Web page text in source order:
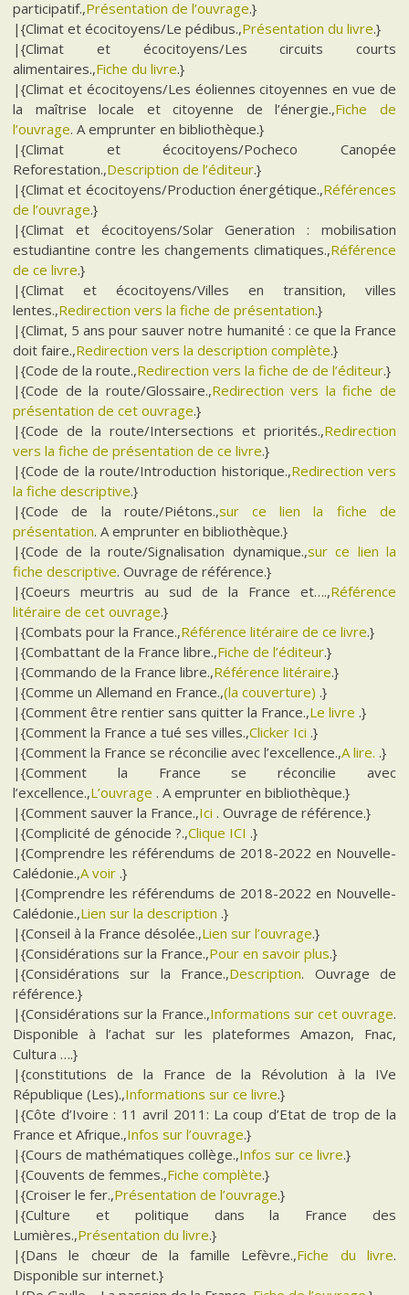
participatif.,Présentation de l’ouvrage.}
|{Climat et écocitoyens/Le pédibus.,Présentation du livre.}
|{Climat et écocitoyens/Les circuits courts
alimentaires.,Fiche du livre.}
|{Climat et écocitoyens/Les éoliennes citoyennes en vue de
la maîtrise locale et citoyenne de l’énergie.,Fiche de
l’ouvrage. A emprunter en bibliothèque.}
|{Climat et écocitoyens/Pocheco Canopée
Reforestation.,Description de l’éditeur.}
|{Climat et écocitoyens/Production énergétique.,Références
de l’ouvrage.}
|{Climat et écocitoyens/Solar Generation : mobilisation
estudiantine contre les changements climatiques.,Référence
de ce livre.}
|{Climat et écocitoyens/Villes en transition, villes
lentes.,Redirection vers la fiche de présentation.}
|{Climat, 5 ans pour sauver notre humanité : ce que la France
doit faire.,Redirection vers la description complète.}
|{Code de la route.,Redirection vers la fiche de de l’éditeur.}
|{Code de la route/Glossaire.,Redirection vers la fiche de
présentation de cet ouvrage.}
|{Code de la route/Intersections et priorités.,Redirection
vers la fiche de présentation de ce livre.}
|{Code de la route/Introduction historique.,Redirection vers
la fiche descriptive.}
|{Code de la route/Piétons.,sur ce lien la fiche de
présentation. A emprunter en bibliothèque.}
|{Code de la route/Signalisation dynamique.,sur ce lien la
fiche descriptive. Ouvrage de référence.}
|{Coeurs meurtris au sud de la France et….,Référence
litéraire de cet ouvrage.}
|{Combats pour la France.,Référence litéraire de ce livre.}
|{Combattant de la France libre.,Fiche de l’éditeur.}
|{Commando de la France libre.,Référence litéraire.}
|{Comme un Allemand en France.,(la couverture) .}
|{Comment être rentier sans quitter la France.,Le livre .}
|{Comment la France a tué ses villes.,Clicker Ici .}
|{Comment la France se réconcilie avec l’excellence.,A lire. .}
|{Comment la France se réconcilie avec
l’excellence.,L’ouvrage . A emprunter en bibliothèque.}
|{Comment sauver la France.,Ici . Ouvrage de référence.}
|{Complicité de génocide ?.,Clique ICI .}
|{Comprendre les référendums de 2018-2022 en Nouvelle-
Calédonie.,A voir .}
|{Comprendre les référendums de 2018-2022 en Nouvelle-
Calédonie.,Lien sur la description .}
|{Conseil à la France désolée.,Lien sur l’ouvrage.}
|{Considérations sur la France.,Pour en savoir plus.}
|{Considérations sur la France.,Description. Ouvrage de
référence.}
|{Considérations sur la France.,Informations sur cet ouvrage.
Disponible à l’achat sur les plateformes Amazon, Fnac,
Cultura ….}
|{constitutions de la France de la Révolution à la IVe
République (Les).,Informations sur ce livre.}
|{Côte d’Ivoire : 11 avril 2011: La coup d’Etat de trop de la
France et Afrique.,Infos sur l’ouvrage.}
|{Cours de mathématiques collège.,Infos sur ce livre.}
|{Couvents de femmes.,Fiche complète.}
|{Croiser le fer.,Présentation de l’ouvrage.}
|{Culture et politique dans la France des
Lumières.,Présentation du livre.}
|{Dans le chœur de la famille Lefèvre.,Fiche du livre.
Disponible sur internet.}